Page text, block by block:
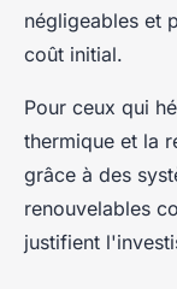
négligeables et
coût initial.
Pour ceux qui
thermique et la
grâce à des
renouvelables
justifient